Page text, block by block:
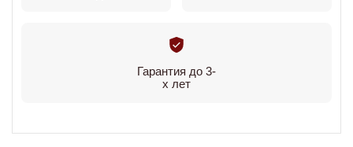
Гарантия до 3-
х лет